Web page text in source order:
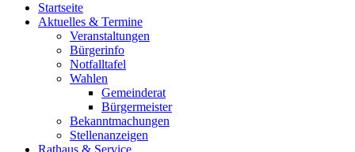
Startseite
Aktuelles & Termine
Veranstaltungen
Bürgerinfo
Notfalltafel
Wahlen
Gemeinderat
Bürgermeister
Bekanntmachungen
Stellenanzeigen
Rathaus & Service